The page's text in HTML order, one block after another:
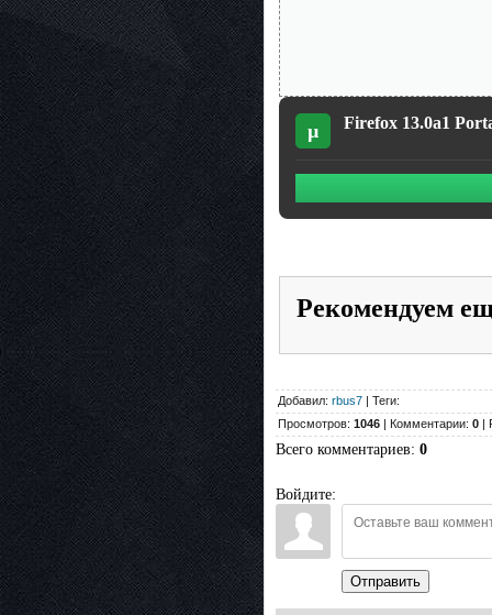
µ Firefox 13.0a1
Рекомендуем
Добавил: rbus7 | Теги:
Просмотров: 1046 | Комментарии: 0 |
Всего комментариев: 0
Войдите:
Отправить